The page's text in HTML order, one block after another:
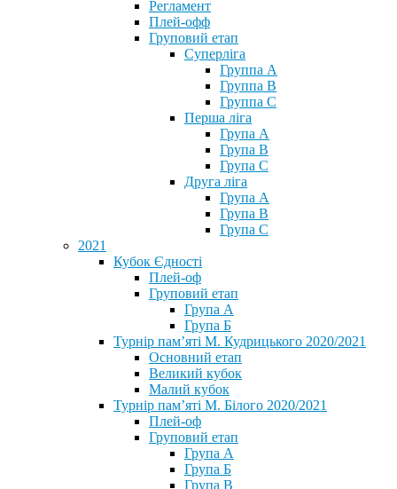
Регламент
Плей-офф
Груповий етап
Суперліга
Группа A
Группа B
Группа C
Перша ліга
Група A
Група B
Група C
Друга ліга
Група A
Група B
Група C
2021
Кубок Єдності
Плей-оф
Груповий етап
Група А
Група Б
Турнір пам’яті М. Кудрицького 2020/2021
Основний етап
Великий кубок
Малий кубок
Турнір пам’яті М. Білого 2020/2021
Плей-оф
Груповий етап
Група А
Група Б
Група В